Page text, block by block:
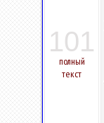
101
полный
текст